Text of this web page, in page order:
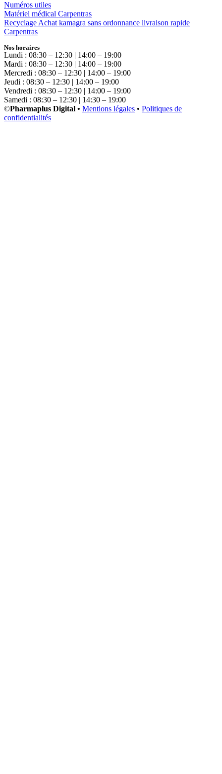
Numéros utiles
Matériel médical Carpentras
Recyclage Achat kamagra sans ordonnance livraison rapide
Carpentras
Nos horaires
Lundi : 08:30 – 12:30 | 14:00 – 19:00
Mardi : 08:30 – 12:30 | 14:00 – 19:00
Mercredi : 08:30 – 12:30 | 14:00 – 19:00
Jeudi : 08:30 – 12:30 | 14:00 – 19:00
Vendredi : 08:30 – 12:30 | 14:00 – 19:00
Samedi : 08:30 – 12:30 | 14:30 – 19:00
©Pharmaplus Digital • Mentions légales • Politiques de
confidentialités